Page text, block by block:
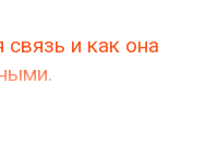
связь и как она